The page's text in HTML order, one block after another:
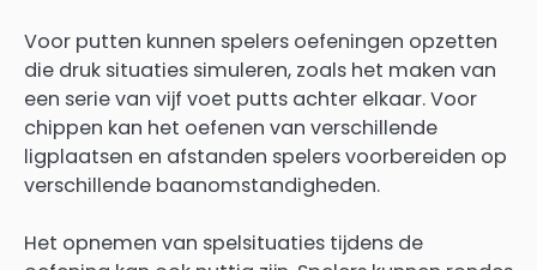
Voor putten kunnen spelers oefeningen opzetten
die druk situaties simuleren, zoals het maken van
een serie van vijf voet putts achter elkaar. Voor
chippen kan het oefenen van verschillende
ligplaatsen en afstanden spelers voorbereiden op
verschillende baanomstandigheden.
Het opnemen van spelsituaties tijdens de